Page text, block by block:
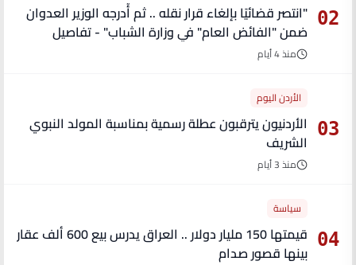
02
"انتصر قضائيًا بإلغاء قرار نقله .. ثم أُدرجه الوزير العدوان
ضمن "الفائض العام" في وزارة الشباب" - تفاصيل
منذ 4 أيام
03
الأردن اليوم
الأردنيون يترقبون عطلة رسمية بمناسبة المولد النبوي
الشريف
منذ 3 أيام
04
سياسة
قيمتها 150 مليار دولار .. العراق يدرس بيع 600 ألف عقار
بينها قصور صدام